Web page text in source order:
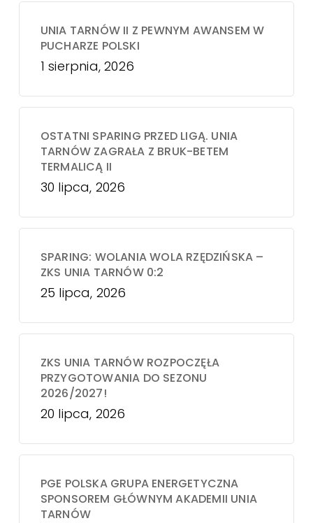
UNIA TARNÓW II Z PEWNYM AWANSEM W
PUCHARZE POLSKI
1 sierpnia, 2026
OSTATNI SPARING PRZED LIGĄ. UNIA
TARNÓW ZAGRAŁA Z BRUK-BETEM
TERMALICĄ II
30 lipca, 2026
SPARING: WOLANIA WOLA RZĘDZIŃSKA –
ZKS UNIA TARNÓW 0:2
25 lipca, 2026
ZKS UNIA TARNÓW ROZPOCZĘŁA
PRZYGOTOWANIA DO SEZONU
2026/2027!
20 lipca, 2026
PGE POLSKA GRUPA ENERGETYCZNA
SPONSOREM GŁÓWNYM AKADEMII UNIA
TARNÓW